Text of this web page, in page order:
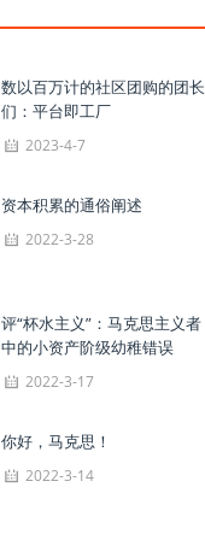
数以百万计的社区团购的团长
们：平台即工厂
2023-4-7
资本积累的通俗阐述
2022-3-28
评“杯水主义”：马克思主义者
中的小资产阶级幼稚错误
2022-3-17
你好，马克思！
2022-3-14